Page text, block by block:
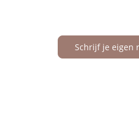
Schrijf je eigen